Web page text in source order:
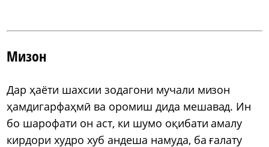
Мизон
Дар ҳаёти шахсии зодагони мучали мизон
ҳамдигарфаҳмӣ ва оромиш дида мешавад. Ин
бо шарофати он аст, ки шумо оқибати амалу
кирдори худро хуб андеша намуда, ба ғалату